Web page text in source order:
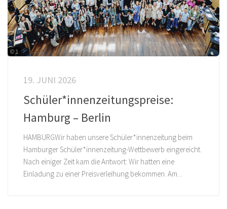
© 1
19. JUNI 2026
Schüler*innenzeitungspreise:
Hamburg – Berlin
HAMBURGWir haben unsere Schüler*innenzeitung beim
Hamburger Schüler*innenzeitung-Wettbewerb eingereicht.
Nach einiger Zeit kam die Antwort: Wir hatten eine
Einladung zu einer Preisverleihung bekommen. Am...